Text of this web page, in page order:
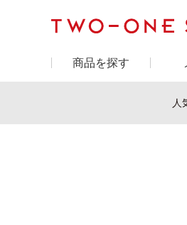
商品を探す
人